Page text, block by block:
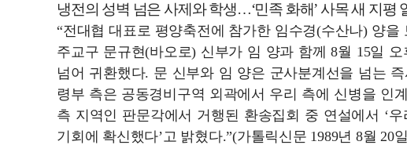
냉전의 성벽 넘은 사제와 학생…‘민족 화해’ 사목 새 지평
“전대협 대표로 평양축전에 참가한 임수경(수산나) 양
주교구 문규현(바오로) 신부가 임 양과 함께 8월 15일
넘어 귀환했다. 문 신부와 임 양은 군사분계선을 넘는
령부 측은 공동경비구역 외곽에서 우리 측에 신병을 인
측 지역인 판문각에서 거행된 환송집회 중 연설에서 ‘
기회에 확신했다’고 밝혔다.”(가톨릭신문 1989년 8월 20